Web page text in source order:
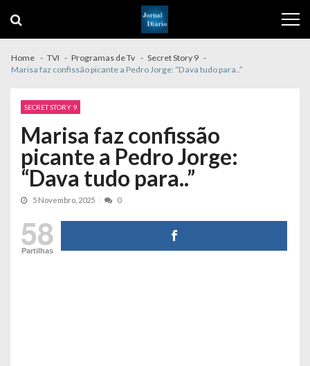
navigation
content
Home TVI Programas de Tv
Secret Story 9
Marisa faz confissão picante a Pedro Jorge: “Dava tudo para..”
SECRET STORY 9
Marisa faz confissão
picante a Pedro Jorge:
“Dava tudo para..”
5 Novembro, 2025 0
58
Partilhas